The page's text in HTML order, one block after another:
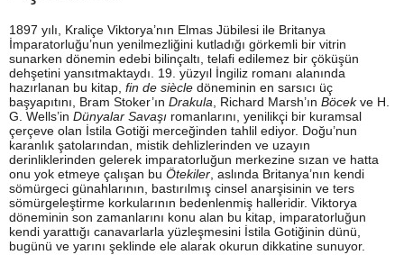
1897 yılı, Kraliçe Viktorya’nın Elmas Jübilesi ile Britanya
İmparatorluğu’nun yenilmezliğini kutladığı görkemli bir vitrin
sunarken dönemin edebi bilinçaltı, telafi edilemez bir çöküşün
dehşetini yansıtmaktaydı. 19. yüzyıl İngiliz romanı alanında
hazırlanan bu kitap, fin de siècle döneminin en sarsıcı üç
başyapıtını, Bram Stoker’ın Drakula, Richard Marsh’ın Böcekve H.
G. Wells’in Dünyalar Savaşı romanlarını, yenilikçi bir kuramsal
çerçeve olan İstila Gotiği merceğinden tahlil ediyor. Doğu’nun
karanlık şatolarından, mistik dehlizlerinden ve uzayın
derinliklerinden gelerek imparatorluğun merkezine sızan ve hatta
onu yok etmeye çalışan bu Ötekiler, aslında Britanya’nın kendi
sömürgeci günahlarının, bastırılmış cinsel anarşisinin ve ters
sömürgeleştirme korkularının bedenlenmiş halleridir. Viktorya
döneminin son zamanlarını konu alan bu kitap, imparatorluğun
kendi yarattığı canavarlarla yüzleşmesini İstila Gotiğinin dünü,
bugünü ve yarını şeklinde ele alarak okurun dikkatine sunuyor.